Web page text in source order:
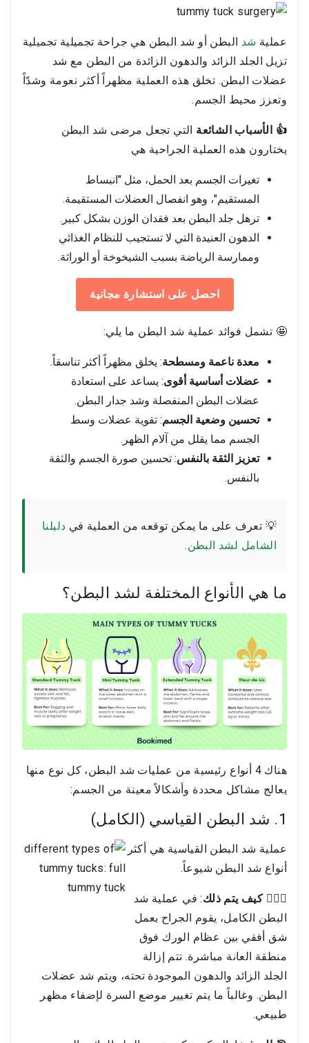
عملية شد البطن أو شد البطن هي جراحة تجميلية تجميلية
تزيل الجلد الزائد والدهون الزائدة من البطن مع شد
عضلات البطن. تخلق هذه العملية مظهراً أكثر نعومة وشدّاً
وتعزز محيط الجسم.
👍 الأسباب الشائعة التي تجعل مرضى شد البطن
يختارون هذه العملية الجراحية هي
تغيرات الجسم بعد الحمل، مثل "انبساط
المستقيم"، وهو انفصال العضلات المستقيمة.
ترهل جلد البطن بعد فقدان الوزن بشكل كبير.
الدهون العنيدة التي لا تستجيب للنظام الغذائي
وممارسة الرياضة بسبب الشيخوخة أو الوراثة.
احصل على استشارة مجانية
🤩 تشمل فوائد عملية شد البطن ما يلي:
معدة ناعمة ومسطحة: يخلق مظهراً أكثر تناسقاً.
عضلات أساسية أقوى: يساعد على استعادة
عضلات البطن المنفصلة وشد جدار البطن.
تحسين وضعية الجسم: تقوية عضلات وسط
الجسم مما يقلل من آلام الظهر.
تعزيز الثقة بالنفس: تحسين صورة الجسم والثقة
بالنفس.
💡 تعرف على ما يمكن توقعه من العملية في دليلنا
الشامل لشد البطن.
ما هي الأنواع المختلفة لشد البطن؟
هناك 4 أنواع رئيسية من عمليات شد البطن، كل نوع منها
يعالج مشاكل محددة وأشكالاً معينة من الجسم:
1. شد البطن القياسي (الكامل)
عملية شد البطن القياسية هي أكثر
أنواع شد البطن شيوعاً.
👩🏻‍⚕️ كيف يتم ذلك: في عملية شد
البطن الكامل، يقوم الجراح بعمل
شق أفقي بين عظام الورك فوق
منطقة العانة مباشرة. تتم إزالة
الجلد الزائد والدهون الموجودة تحته، ويتم شد عضلات
البطن. وغالباً ما يتم تغيير موضع السرة لإضفاء مظهر
طبيعي.